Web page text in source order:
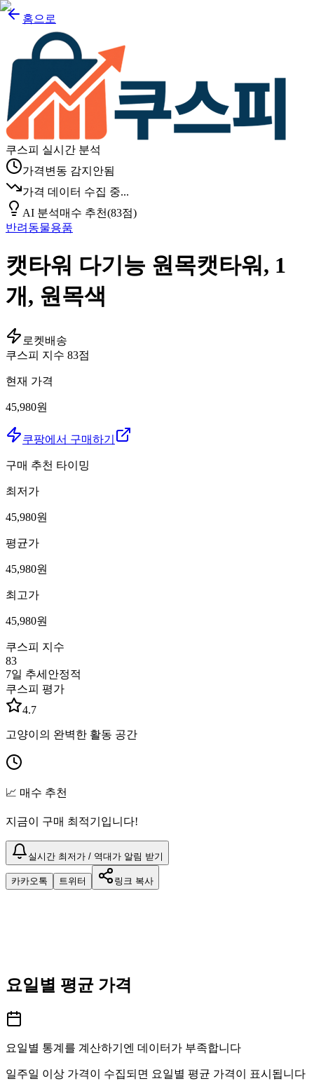
홈으로
쿠스피 실시간 분석
가격변동 감지안됨
가격 데이터 수집 중...
AI 분석매수 추천(83점)
반려동물용품
캣타워 다기능 원목캣타워, 1
개, 원목색
로켓배송
쿠스피 지수 83점
현재 가격
45,980원
쿠팡에서 구매하기
구매 추천 타이밍
최저가
45,980원
평균가
45,980원
최고가
45,980원
쿠스피 지수
83
7일 추세 안정적
쿠스피 평가
4.7
고양이의 완벽한 활동 공간
📈 매수 추천
지금이 구매 최적기입니다!
실시간 최저가 / 역대가 알림 받기
카카오톡 트위터 링크 복사
요일별 평균 가격
요일별 통계를 계산하기엔 데이터가 부족합니다
일주일 이상 가격이 수집되면 요일별 평균 가격이 표시됩니다